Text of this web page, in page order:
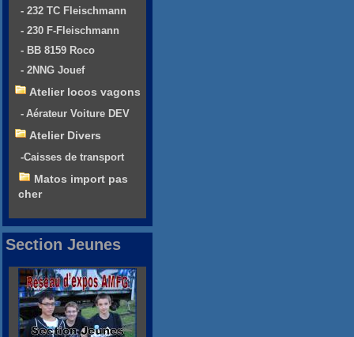
- 232 TC Fleischmann
- 230 F-Fleischmann
- BB 8159 Roco
- 2NNG Jouef
Atelier locos vagons
- Aérateur Voiture DEV
Atelier Divers
-Caisses de transport
Matos import pas
cher
Section Jeunes